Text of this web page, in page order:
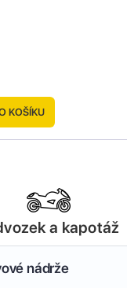
KOŠÍKU
a kapotáž
nádrže